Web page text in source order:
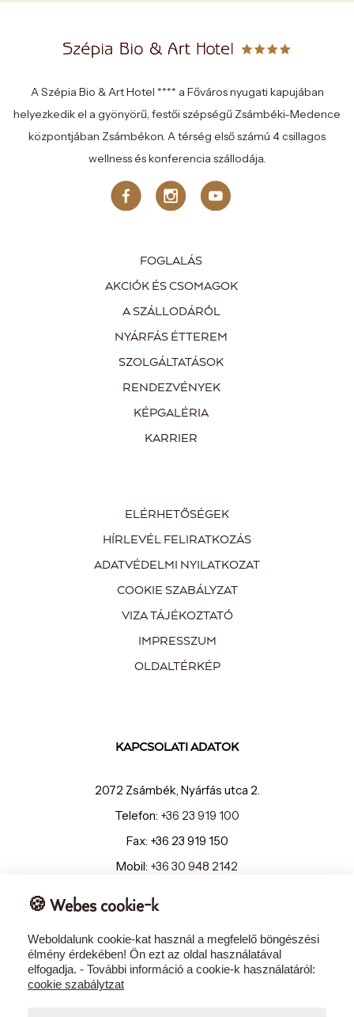
A Szépia Bio & Art Hotel **** a Főváros nyugati kapujában
helyezkedik el a gyönyörű, festői szépségű Zsámbéki-Medence
központjában Zsámbékon. A térség első számú 4 csillagos
wellness és konferencia szállodája.
FOGLALÁS
AKCIÓK ÉS CSOMAGOK
A SZÁLLODÁRÓL
NYÁRFÁS ÉTTEREM
SZOLGÁLTATÁSOK
RENDEZVÉNYEK
KÉPGALÉRIA
KARRIER
ELÉRHETŐSÉGEK
HÍRLEVÉL FELIRATKOZÁS
ADATVÉDELMI NYILATKOZAT
COOKIE SZABÁLYZAT
VIZA TÁJÉKOZTATÓ
IMPRESSZUM
OLDALTÉRKÉP
KAPCSOLATI ADATOK
2072 Zsámbék, Nyárfás utca 2.
Telefon: +36 23 919 100
Fax: +36 23 919 150
Mobil: +36 30 948 2142
🍪 Webes cookie-k
Weboldalunk cookie-kat használ a megfelelő böngészési
élmény érdekében! Ön ezt az oldal használatával
elfogadja. - További információ a cookie-k használatáról:
cookie szabálytzat